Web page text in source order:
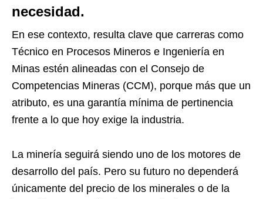
necesidad.
En ese contexto, resulta clave que carreras como
Técnico en Procesos Mineros e Ingeniería en
Minas estén alineadas con el Consejo de
Competencias Mineras (CCM), porque más que un
atributo, es una garantía mínima de pertinencia
frente a lo que hoy exige la industria.
La minería seguirá siendo uno de los motores de
desarrollo del país. Pero su futuro no dependerá
únicamente del precio de los minerales o de la